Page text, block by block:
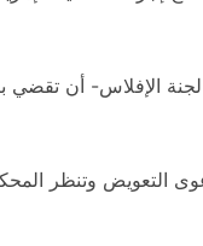
الإفلاس- أن تقضي
التعويض وتنظر